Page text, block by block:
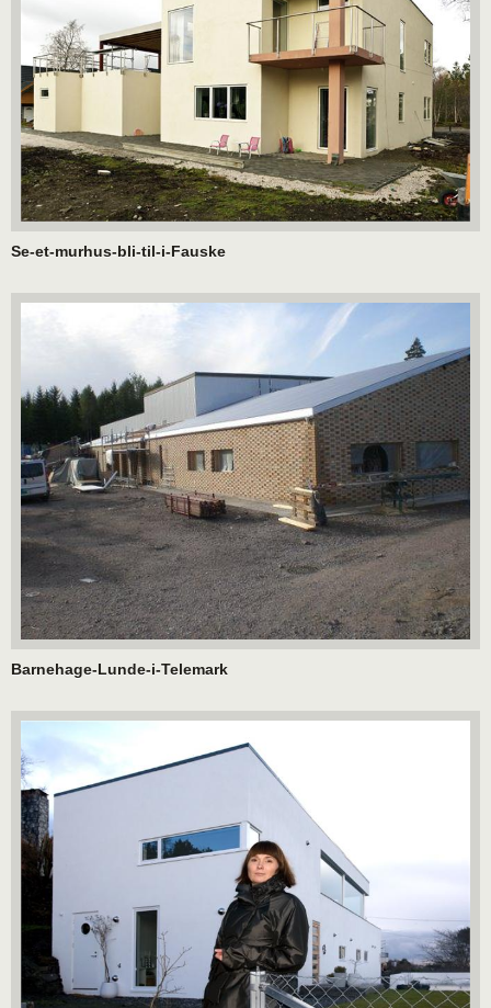
Se-et-murhus-bli-til-i-Fauske
Barnehage-Lunde-i-Telemark